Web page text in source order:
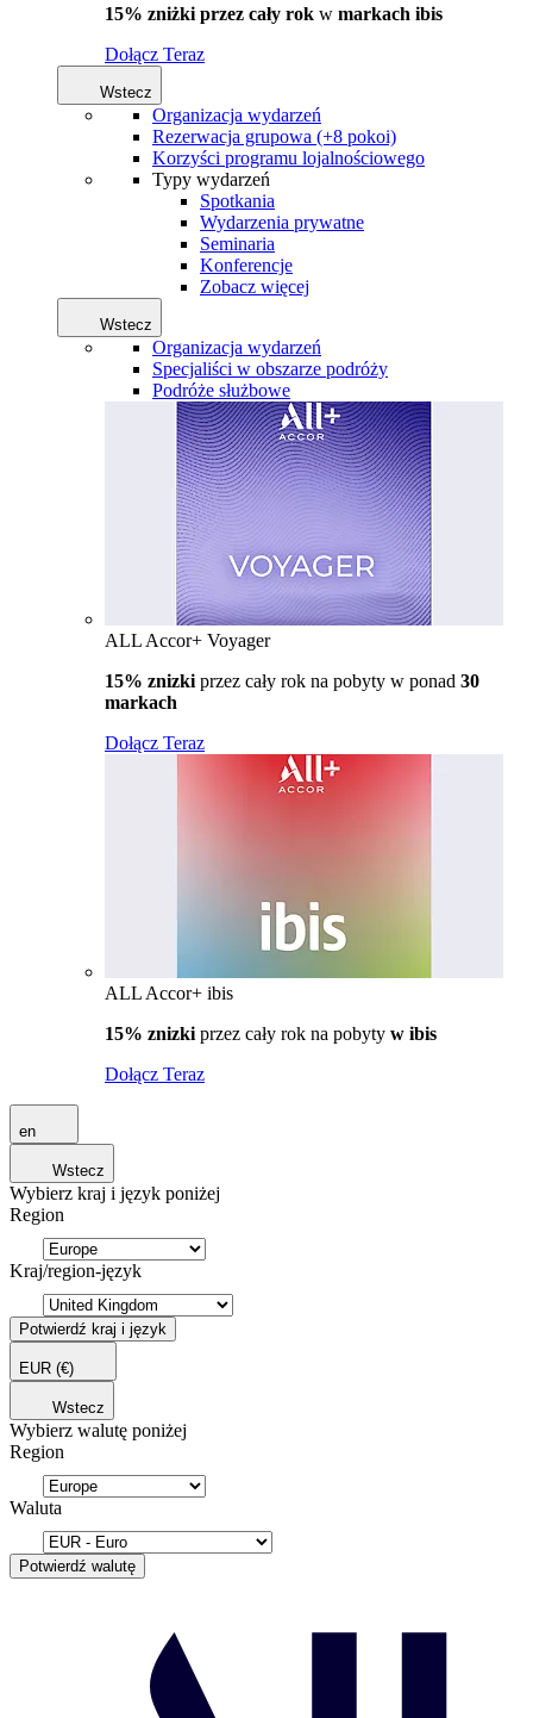
15% zniżki przez cały rok w markach ibis
Dołącz Teraz
Wstecz
Organizacja wydarzeń
Rezerwacja grupowa (+8 pokoi)
Korzyści programu lojalnościowego
Typy wydarzeń
Spotkania
Wydarzenia prywatne
Seminaria
Konferencje
Zobacz więcej
Wstecz
Organizacja wydarzeń
Specjaliści w obszarze podróży
Podróże służbowe
ALL Accor+ Voyager
15% znizki przez cały rok na pobyty w ponad 30
markach
Dołącz Teraz
ALL Accor+ ibis
15% znizki przez cały rok na pobyty w ibis
Dołącz Teraz
en
Wstecz
Wybierz kraj i język poniżej
Region
Kraj/region-język
Potwierdź kraj i język
EUR (€)
Wstecz
Wybierz walutę poniżej
Region
Waluta
Potwierdź walutę